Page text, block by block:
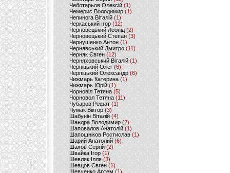
Чеботарьов Олексій (1)
Чемерис Володимир (1)
Чепинога Віталій (1)
Черкаський Ігор (12)
Черновецький Леонід(2)
Черновецький Степан (3)
Чернушенко Антон (1)
Чернявський Дмитро(11)
Черняк Євген(12)
Черняховський Віталій (1)
Черпіцький Олег (6)
Черпіцький Олександр (6)
Чижмарь Катерина (1)
Чижмарь Юрій (1)
Чорновіл Тетяна (5)
Чорновол Тетяна (11)
Чубаров Рефат (1)
Чумак Віктор(3)
Шабунін Віталій (4)
Шандра Володимир (2)
Шаповалов Анатолій(1)
Шапошніков Ростислав(1)
Шарий Анатолий(6)
Шахов Сергій(2)
Швайка Ігор (1)
Шевляк Ілля (3)
Шевцов Євген (1)
Шевченко Артем(1)